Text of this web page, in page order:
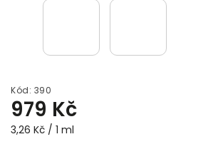
Kód: 390
979 Kč
3,26 Kč / 1 ml